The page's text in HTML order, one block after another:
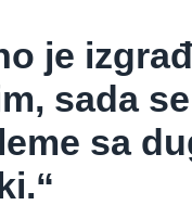
je
sada
sa